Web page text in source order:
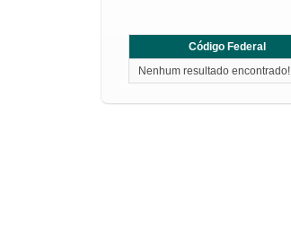
Código Federal
Nenhum resultado encontrado!